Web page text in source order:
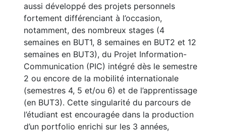
aussi développé des projets personnels
fortement différenciant à l’occasion,
notamment, des nombreux stages (4
semaines en BUT1, 8 semaines en BUT2 et 12
semaines en BUT3), du Projet Information-
Communication (PIC) intégré dès le semestre
2 ou encore de la mobilité internationale
(semestres 4, 5 et/ou 6) et de l’apprentissage
(en BUT3). Cette singularité du parcours de
l’étudiant est encouragée dans la production
d’un portfolio enrichi sur les 3 années,